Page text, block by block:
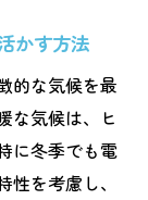
かす方法
的な気候を最
な気候は、ヒ
に冬季でも電
を考慮し、